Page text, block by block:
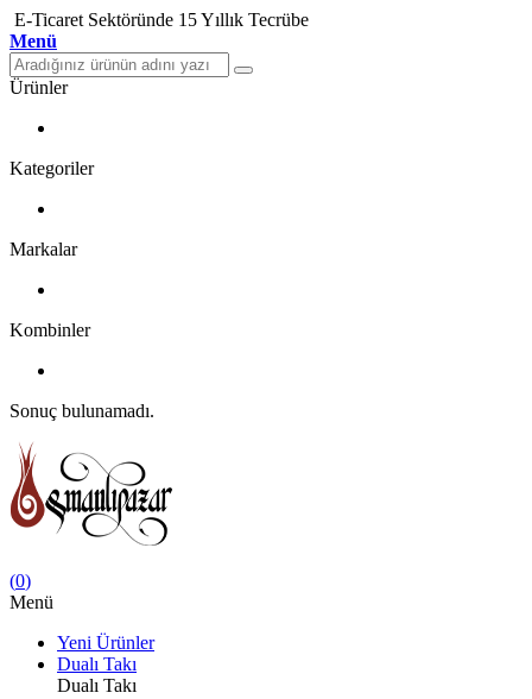
E-Ticaret Sektöründe 15 Yıllık Tecrübe
Menü
Ürünler
Kategoriler
Markalar
Kombinler
Sonuç bulunamadı.
(0)
Menü
Yeni Ürünler
Dualı Takı
Dualı Takı